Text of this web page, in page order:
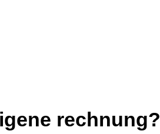
rechnung?